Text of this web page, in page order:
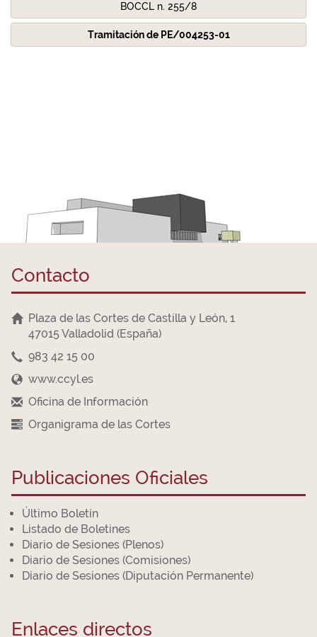
BOCCL n. 255/8
Tramitación de PE/004253-01
Contacto
Plaza de las Cortes de Castilla y León, 1
47015 Valladolid (España)
983 42 15 00
www.ccyl.es
Oficina de Información
Organigrama de las Cortes
Publicaciones Oficiales
Último Boletín
Listado de Boletines
Diario de Sesiones (Plenos)
Diario de Sesiones (Comisiones)
Diario de Sesiones (Diputación Permanente)
Enlaces directos